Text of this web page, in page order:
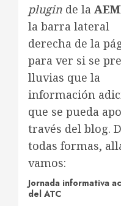
plugin de la
la barra lateral
derecha de la
para ver si se
lluvias que la
información
que se pueda
través del blog.
todas formas,
vamos:
Jornada informativa
del ATC